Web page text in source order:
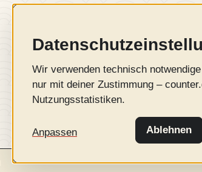
Wir verwenden technisch
nur mit deiner Zustimmung –
Nutzungsstatistiken.
Anpassen Ablehnen